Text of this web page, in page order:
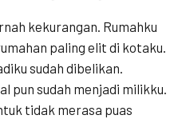
kekurangan. Rumahku
paling elit di kotaku.
sudah dibelikan.
pun sudah menjadi milikku.
tidak merasa puas